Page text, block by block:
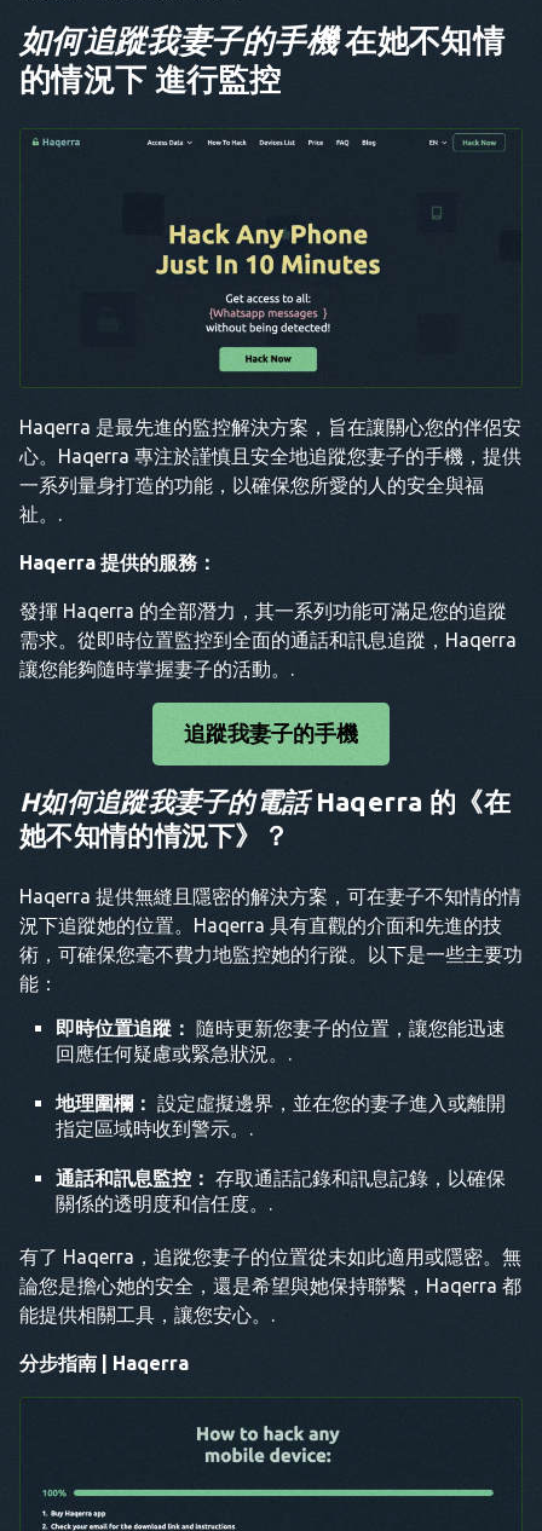
如何追蹤我妻子的手機在她不知情
的情況下 進行監控
Haqerra 是最先進的監控解決方案，旨在讓關心您的伴侶安
心。Haqerra 專注於謹慎且安全地追蹤您妻子的手機，提供
一系列量身打造的功能，以確保您所愛的人的安全與福
祉。.
Haqerra 提供的服務：
發揮 Haqerra 的全部潛力，其一系列功能可滿足您的追蹤
需求。從即時位置監控到全面的通話和訊息追蹤，Haqerra
讓您能夠隨時掌握妻子的活動。.
追蹤我妻子的手機
H如何追蹤我妻子的電話Haqerra 的《在
她不知情的情況下》？
Haqerra 提供無縫且隱密的解決方案，可在妻子不知情的情
況下追蹤她的位置。Haqerra 具有直觀的介面和先進的技
術，可確保您毫不費力地監控她的行蹤。以下是一些主要功
能：
即時位置追蹤： 隨時更新您妻子的位置，讓您能迅速
回應任何疑慮或緊急狀況。.
地理圍欄： 設定虛擬邊界，並在您的妻子進入或離開
指定區域時收到警示。.
通話和訊息監控： 存取通話記錄和訊息記錄，以確保
關係的透明度和信任度。.
有了 Haqerra，追蹤您妻子的位置從未如此適用或隱密。無
論您是擔心她的安全，還是希望與她保持聯繫，Haqerra 都
能提供相關工具，讓您安心。.
分步指南 | Haqerra